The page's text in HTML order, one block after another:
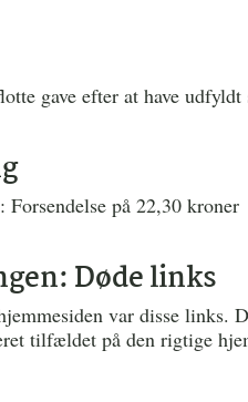
gave efter at have udfyldt
Forsendelse på 22,30 kroner
Døde links
var disse
tilfældet på den rigtige